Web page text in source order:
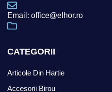
Email: office@elhor.ro
CATEGORII
Articole Din Hartie
Accesorii Birou